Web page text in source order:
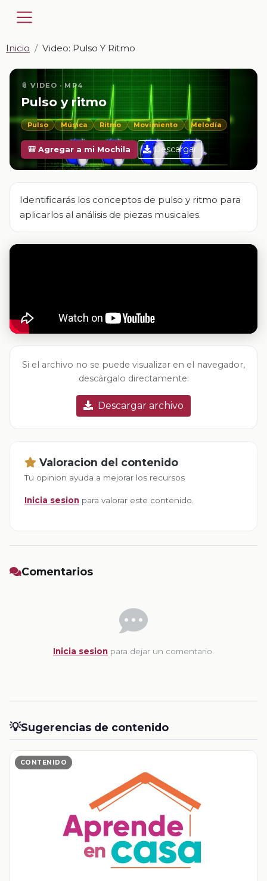
Inicio Video: Pulso Y Ritmo
📎 VIDEO · MP4
Pulso y ritmo
Pulso Música Ritmo Movimiento Melodía
🎒 Agregar a mi Mochila Descargar
Identificarás los conceptos de pulso y ritmo para
aplicarlos al análisis de piezas musicales.
Si el archivo no se puede visualizar en el navegador,
descárgalo directamente:
Descargar archivo
Valoracion del contenido
Tu opinion ayuda a mejorar los recursos
Inicia sesion para valorar este contenido.
Comentarios
Inicia sesion para dejar un comentario.
💡Sugerencias de contenido
CONTENIDO